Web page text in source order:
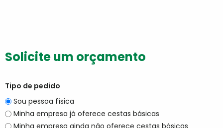
Solicite um orçamento
Tipo de pedido
Sou pessoa física
Minha empresa já oferece cestas básicas
Minha empresa ainda não oferece cestas básicas